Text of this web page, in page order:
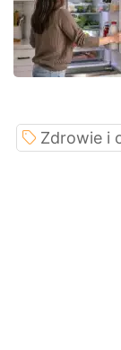
Zdrowie i